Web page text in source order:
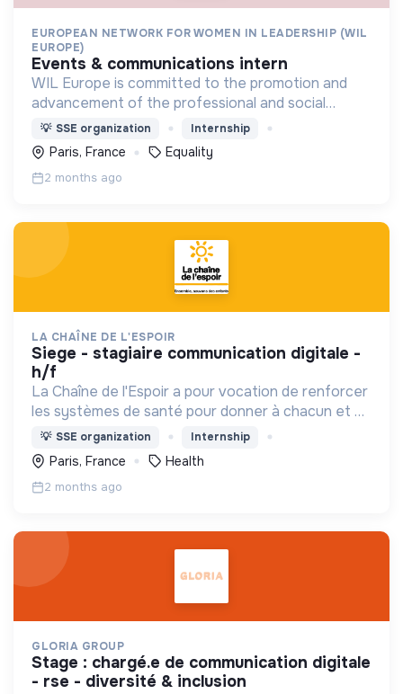
EUROPEAN NETWORK FOR WOMEN IN LEADERSHIP (WIL
EUROPE)
events & communications intern
WIL Europe is committed to the promotion and
advancement of the professional and social
interests of senior and aspiring female leaders
across Europe.
💡 SSE organization Internship
Paris, France Equality
2 months ago
LA CHAÎNE DE L'ESPOIR
siege - stagiaire communication digitale -
h/f
La Chaîne de l'Espoir a pour vocation de renforcer
les systèmes de santé pour donner à chacun et en
particulier aux enfants les mêmes chances de
survie et de développement
💡 SSE organization Internship
Paris, France Health
2 months ago
GLORIA GROUP
stage : chargé.e de communication digitale
- rse - diversité & inclusion